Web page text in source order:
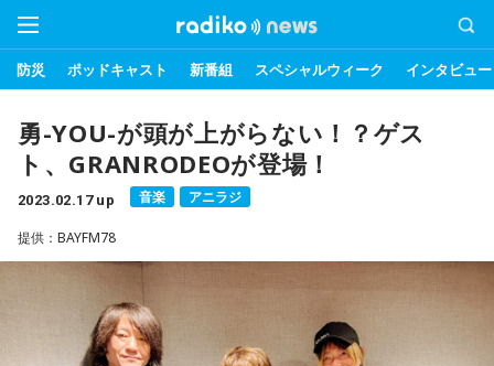
防災 ポッドキャスト 新番組 スペシャルウィーク インタビュー
勇-YOU-が頭が上がらない！？ゲス
ト、GRANRODEOが登場！
2023.02.17 up 音楽 アニラジ
提供：BAYFM78